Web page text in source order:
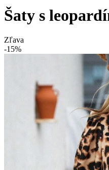
Šaty s
Zľava
-15%